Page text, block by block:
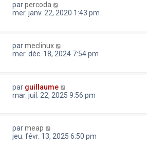
parpercoda
mer. janv. 22, 2020 1:43 pm
parmeclinux
mer. déc. 18, 2024 7:54 pm
par guillaume
mar. juil. 22, 2025 9:56 pm
parmeap
jeu. févr. 13, 2025 6:50 pm